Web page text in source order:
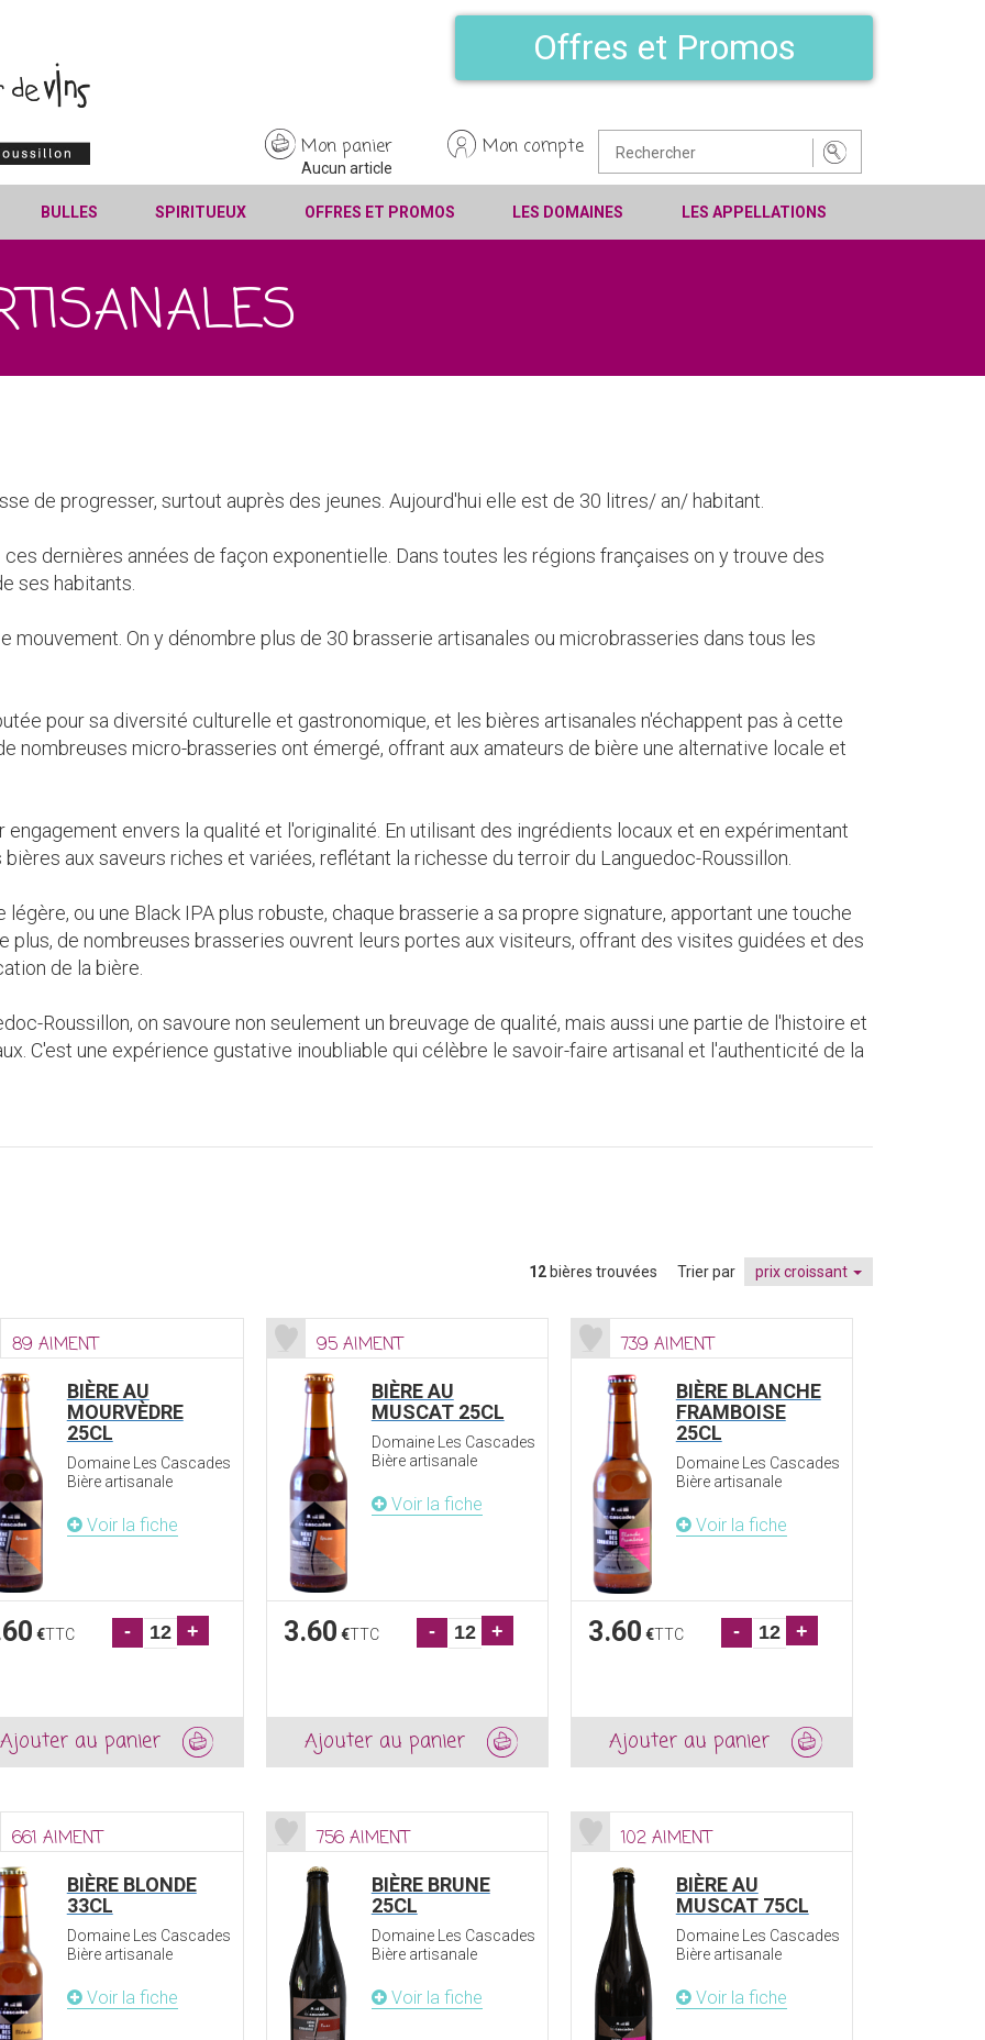
Offres et Promos
Mon panier
Aucun article
Mon compte
BULLES SPIRITUEUX OFFRES ET PROMOS LES DOMAINES LES APPELLATIONS
de progresser, surtout auprès des jeunes. Aujourd'hui elle est de 30 litres/ an/ habitant.
dernières années de façon exponentielle. Dans toutes les régions françaises on y trouve des
ses habitants.
mouvement. On y dénombre plus de 30 brasserie artisanales ou microbrasseries dans tous les
pour sa diversité culturelle et gastronomique, et les bières artisanales n'échappent pas à cette
nombreuses micro-brasseries ont émergé, offrant aux amateurs de bière une alternative locale et
envers la qualité et l'originalité. En utilisant des ingrédients locaux et en expérimentant
aux saveurs riches et variées, reflétant la richesse du terroir du Languedoc-Roussillon.
ou une Black IPA plus robuste, chaque brasserie a sa propre signature, apportant une touche
plus, de nombreuses brasseries ouvrent leurs portes aux visiteurs, offrant des visites guidées et des
de la bière.
Roussillon, on savoure non seulement un breuvage de qualité, mais aussi une partie de l'histoire et
C'est une expérience gustative inoubliable qui célèbre le savoir-faire artisanal et l'authenticité de la
12bières trouvées Trier par prix croissant
89 AIMENT
BIÈRE AU
MOURVÈDRE
25CL
Domaine Les Cascades
Bière artisanale
Voir la fiche
€TTC - +
Ajouter au panier
95 AIMENT
BIÈRE AU
MUSCAT 25CL
Domaine Les Cascades
Bière artisanale
Voir la fiche
3.60 €TTC - +
Ajouter au panier
739 AIMENT
BIÈRE BLANCHE
FRAMBOISE
25CL
Domaine Les Cascades
Bière artisanale
Voir la fiche
3.60 €TTC - +
Ajouter au panier
661 AIMENT
BIÈRE BLONDE
33CL
Domaine Les Cascades
Bière artisanale
Voir la fiche
756 AIMENT
BIÈRE BRUNE
25CL
Domaine Les Cascades
Bière artisanale
Voir la fiche
102 AIMENT
BIÈRE AU
MUSCAT 75CL
Domaine Les Cascades
Bière artisanale
Voir la fiche